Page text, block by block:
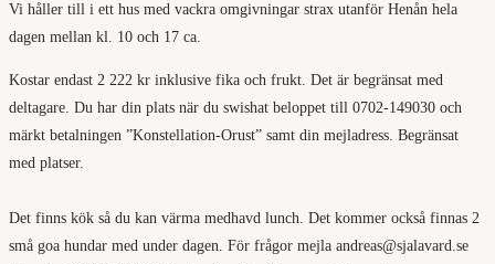
Vi håller till i ett hus med vackra omgivningar strax utanför Henån hela
dagen mellan kl. 10 och 17 ca.
Kostar endast 2 222 kr inklusive fika och frukt. Det är begränsat med
deltagare. Du har din plats när du swishat beloppet till 0702-149030 och
märkt betalningen ”Konstellation-Orust” samt din mejladress. Begränsat
med platser.
Det finns kök så du kan värma medhavd lunch. Det kommer också finnas 2
små goa hundar med under dagen. För frågor mejla andreas@sjalavard.se